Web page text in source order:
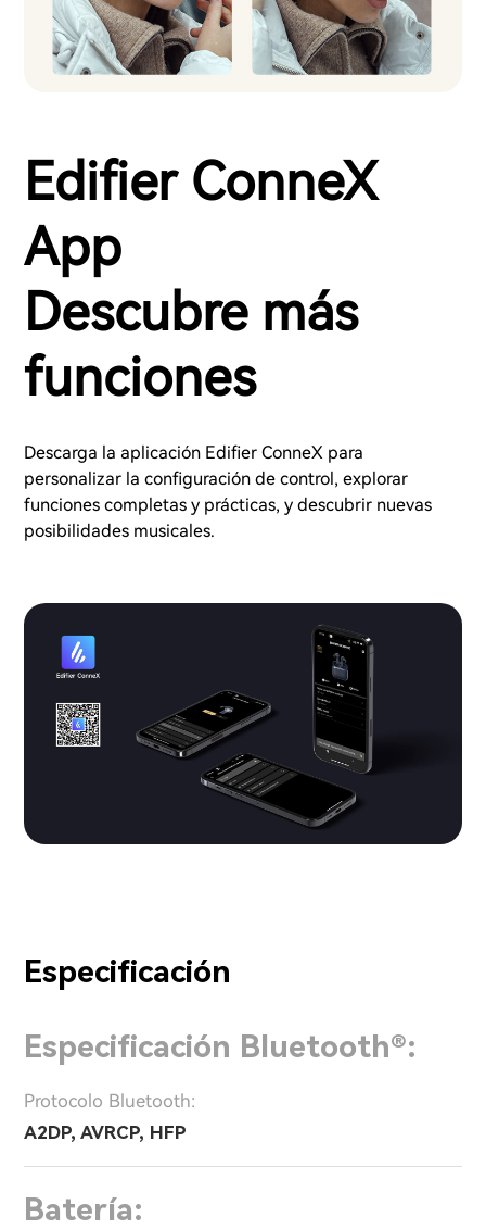
Edifier ConneX
App
Descubre más
funciones
Descarga la aplicación Edifier ConneX para
personalizar la configuración de control, explorar
funciones completas y prácticas, y descubrir nuevas
posibilidades musicales.
Especificación
Especificación Bluetooth®:
Protocolo Bluetooth:
A2DP, AVRCP, HFP
Batería: